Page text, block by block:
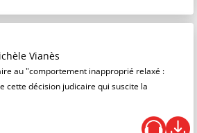
Vianès
au "comportement inapproprié relaxé :
cette décision judicaire qui suscite la